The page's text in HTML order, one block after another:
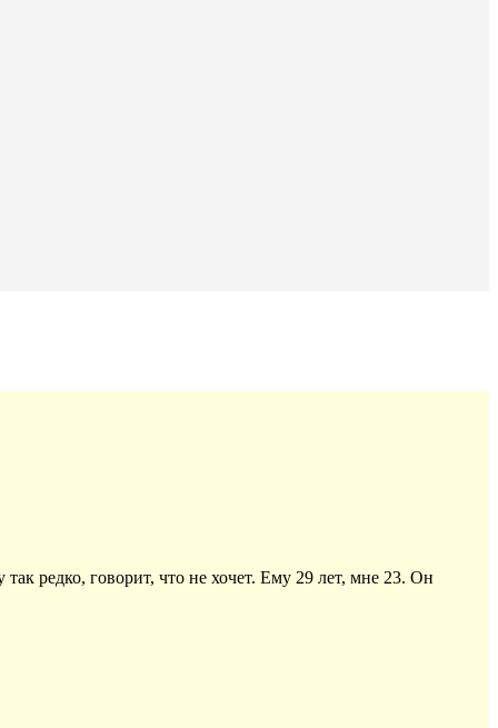
редко, говорит, что не хочет. Ему 29 лет, мне 23. Он